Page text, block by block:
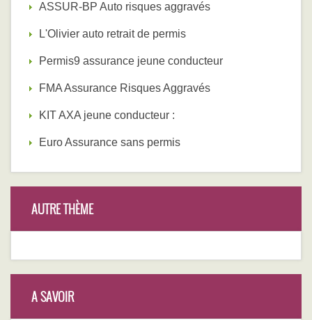
ASSUR-BP Auto risques aggravés
L'Olivier auto retrait de permis
Permis9 assurance jeune conducteur
FMA Assurance Risques Aggravés
KIT AXA jeune conducteur :
Euro Assurance sans permis
AUTRE THÈME
A SAVOIR